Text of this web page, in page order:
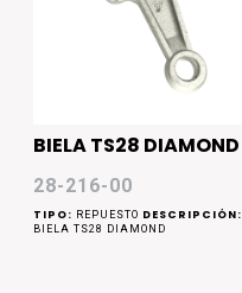
BIELA TS28 DIAMOND
28-216-00
TIPO: REPUESTO DESCRIPCIÓN:
BIELA TS28 DIAMOND